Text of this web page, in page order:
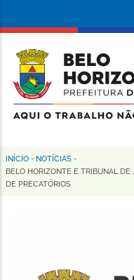
conteúdo
principal
da
Prefeitura
de
Horizonte
Trilha
de
INÍCIO - NOTÍCIAS -
BELO HORIZONTE E TRIBUNAL
DE PRECATÓRIOS